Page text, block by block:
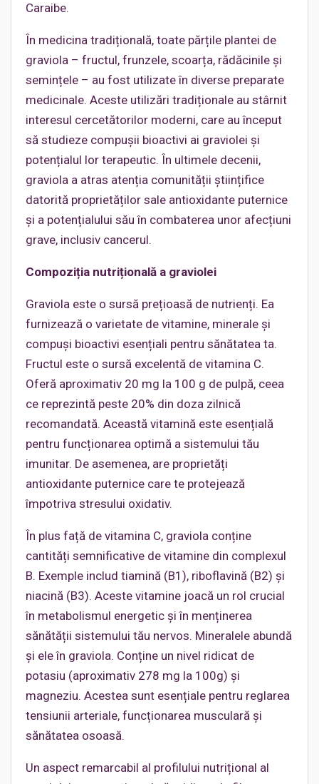
Caraibe.
În medicina tradițională, toate părțile plantei de
graviola – fructul, frunzele, scoarța, rădăcinile și
semințele – au fost utilizate în diverse preparate
medicinale. Aceste utilizări tradiționale au stârnit
interesul cercetătorilor moderni, care au început
să studieze compușii bioactivi ai graviolei și
potențialul lor terapeutic. În ultimele decenii,
graviola a atras atenția comunității științifice
datorită proprietăților sale antioxidante puternice
și a potențialului său în combaterea unor afecțiuni
grave, inclusiv cancerul.
Compoziția nutrițională a graviolei
Graviola este o sursă prețioasă de nutrienți. Ea
furnizează o varietate de vitamine, minerale și
compuși bioactivi esențiali pentru sănătatea ta.
Fructul este o sursă excelentă de vitamina C.
Oferă aproximativ 20 mg la 100 g de pulpă, ceea
ce reprezintă peste 20% din doza zilnică
recomandată. Această vitamină este esențială
pentru funcționarea optimă a sistemului tău
imunitar. De asemenea, are proprietăți
antioxidante puternice care te protejează
împotriva stresului oxidativ.
În plus față de vitamina C, graviola conține
cantități semnificative de vitamine din complexul
B. Exemple includ tiamină (B1), riboflavină (B2) și
niacină (B3). Aceste vitamine joacă un rol crucial
în metabolismul energetic și în menținerea
sănătății sistemului tău nervos. Mineralele abundă
și ele în graviola. Conține un nivel ridicat de
potasiu (aproximativ 278 mg la 100g) și
magneziu. Acestea sunt esențiale pentru reglarea
tensiunii arteriale, funcționarea musculară și
sănătatea osoasă.
Un aspect remarcabil al profilului nutrițional al